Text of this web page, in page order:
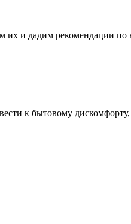
и дадим рекомендации
к бытовому